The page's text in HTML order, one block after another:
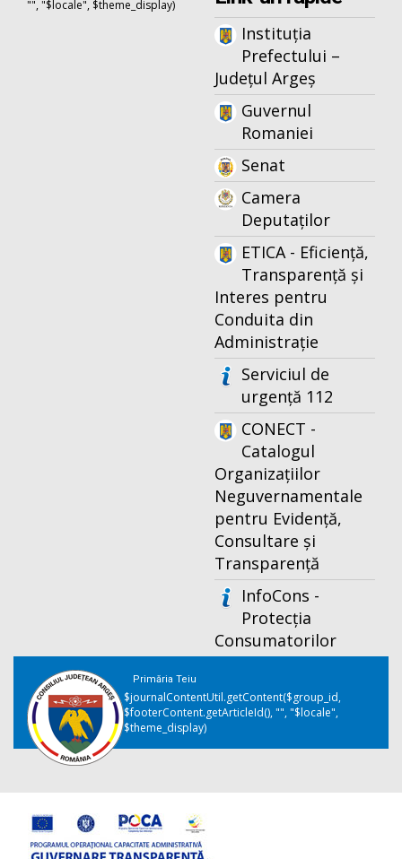
"", "$locale", $theme_display)
Instituția
Prefectului –
Județul Argeș
Guvernul
Romaniei
Senat
Camera
Deputaților
ETICA - Eficiență,
Transparență și
Interes pentru
Conduita din
Administrație
Serviciul de
urgență 112
CONECT -
Catalogul
Organizațiilor
Neguvernamentale
pentru Evidență,
Consultare și
Transparență
InfoCons -
Protecția
Consumatorilor
Primăria Teiu
$journalContentUtil.getContent($group_id,
$footerContent.getArticleId(), "", "$locale",
$theme_display)